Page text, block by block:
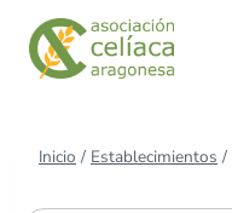
Saltar
contenido
Inicio / Establecimientos /